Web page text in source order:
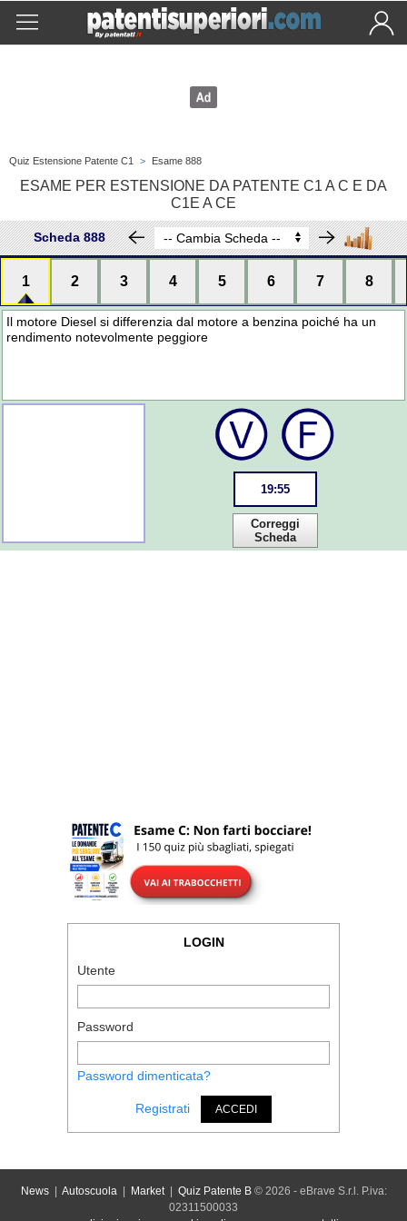
Quiz Estensione Patente C1 > Esame 888
ESAME PER ESTENSIONE DA PATENTE C1 A C E DA
C1E A CE
Scheda 888
1 2 3 4 5 6 7 8
Il motore Diesel si differenzia dal motore a benzina poiché ha un
rendimento notevolmente peggiore
19:55
Correggi
Scheda
LOGIN
Utente
Password
Password dimenticata?
Registrati ACCEDI
News| Autoscuola| Market| Quiz Patente B© 2026 - eBrave S.r.l. P.iva:
02311500033